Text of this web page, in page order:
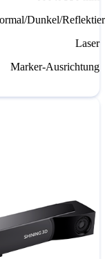
Dunkel/
Laser
Marker-Ausrichtung